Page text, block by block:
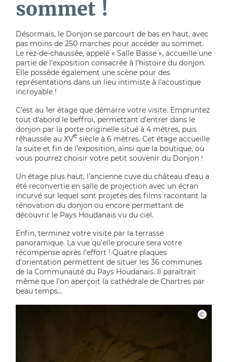
sommet !
Désormais, le Donjon se parcourt de bas en haut, avec
pas moins de 250 marches pour accéder au sommet.
Le rez-de-chaussée, appelé « Salle Basse », accueille une
partie de l’exposition consacrée à l’histoire du donjon.
Elle possède également une scène pour des
représentations dans un lieu intimiste à l’acoustique
incroyable !
C’est au 1er étage que démarre votre visite. Empruntez
tout d’abord le beffroi, permettant d’entrer dans le
donjon par la porte originelle situé à 4 mètres, puis
réhaussée au XVesiècle à 6 mètres. Cet étage accueille
la suite et fin de l’exposition, ainsi que la boutique, où
vous pourrez choisir votre petit souvenir du Donjon !
Un étage plus haut, l’ancienne cuve du château d’eau a
été reconvertie en salle de projection avec un écran
incurvé sur lequel sont projetés des films racontant la
rénovation du donjon ou encore permettant de
découvrir le Pays Houdanais vu du ciel.
Enfin, terminez votre visite par la terrasse
panoramique. La vue qu’elle procure sera votre
récompense après l’effort ! Quatre plaques
d’orientation permettent de situer les 36 communes
de la Communauté du Pays Houdanais. Il paraîtrait
même que l’on aperçoit la cathédrale de Chartres par
beau temps…